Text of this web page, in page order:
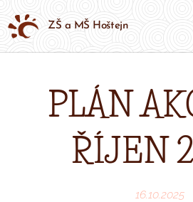
ZŠ a MŠ Hoštejn
PLÁN
ŘÍJEN
16.10.2025